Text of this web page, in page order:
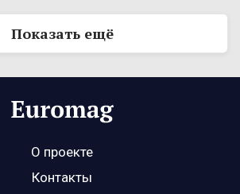
Показать ещё
О проекте
Контакты